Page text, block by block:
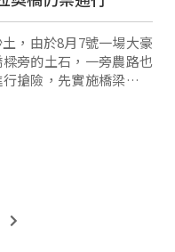
，由於8月7號一場大豪
旁的土石，一旁農路也
搶險，先實施橋梁護岸